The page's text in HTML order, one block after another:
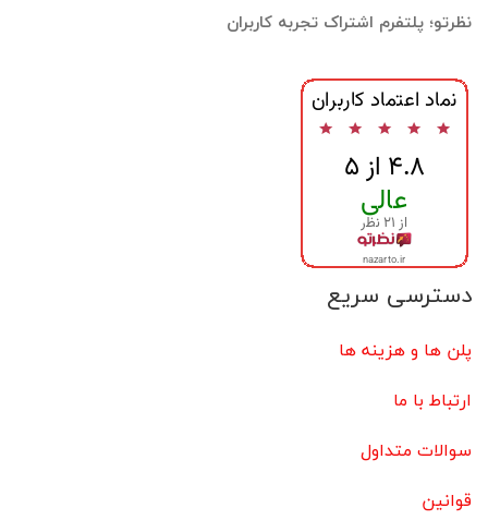
نظرتو؛ پلتفرم اشتراک تجربه کاربران
دسترسی سریع
پلن ها و هزینه ها
ارتباط با ما
سوالات متداول
قوانین